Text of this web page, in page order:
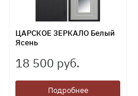
ЦАРСКОЕ ЗЕРКАЛО Белый
Ясень
18 500 руб.
Подробнее